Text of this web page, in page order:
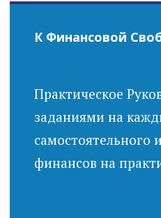
К Финансовой
Практическое
заданиями на
самостоятельного
финансов на